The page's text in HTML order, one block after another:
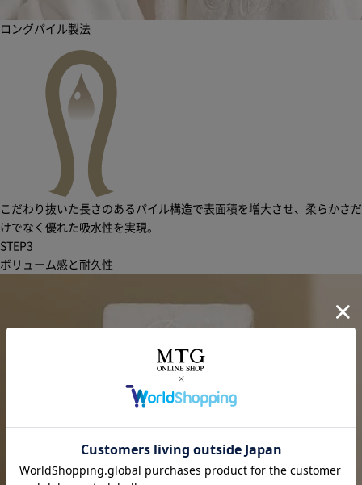
ロングパイル製法
こだわり抜いた長さのあるパイル構造で表面積を増大させ、柔らかさだ
けでなく優れた吸水性を実現。
STEP3
ボリューム感と耐久性